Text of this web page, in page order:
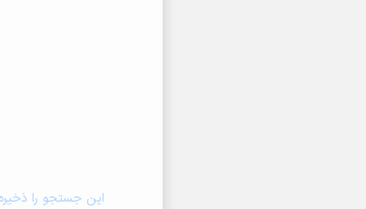
این جستجو را